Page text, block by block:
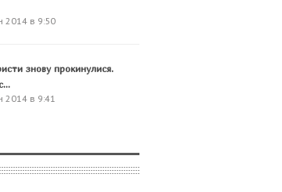
2014 в 9:50
знову прокинулися.
2014 в 9:41